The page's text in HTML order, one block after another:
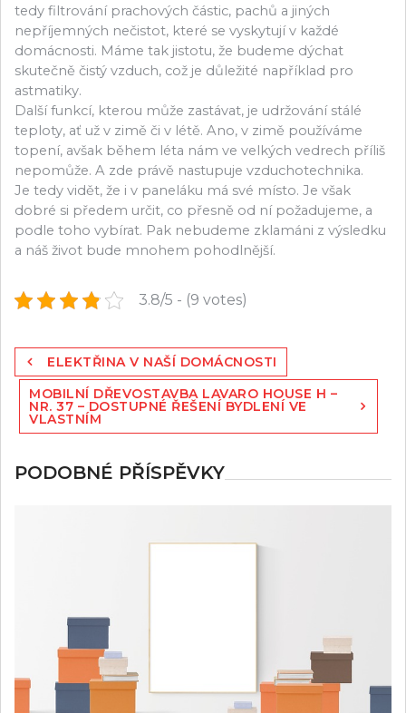
tedy filtrování prachových částic, pachů a jiných
nepříjemných nečistot, které se vyskytují v každé
domácnosti. Máme tak jistotu, že budeme dýchat
skutečně čistý vzduch, což je důležité například pro
astmatiky.
Další funkcí, kterou může zastávat, je udržování stálé
teploty, ať už v zimě či v létě. Ano, v zimě používáme
topení, avšak během léta nám ve velkých vedrech příliš
nepomůže. A zde právě nastupuje vzduchotechnika.
Je tedy vidět, že i v paneláku má své místo. Je však
dobré si předem určit, co přesně od ní požadujeme, a
podle toho vybírat. Pak nebudeme zklamáni z výsledku
a náš život bude mnohem pohodlnější.
3.8/5 - (9 votes)
Navigace
pro
příspěvek
ELEKTŘINA V NAŠÍ DOMÁCNOSTI
MOBILNÍ DŘEVOSTAVBA LAVARO HOUSE H –
NR. 37 – DOSTUPNÉ ŘEŠENÍ BYDLENÍ VE
VLASTNÍM
PODOBNÉ PŘÍSPĚVKY